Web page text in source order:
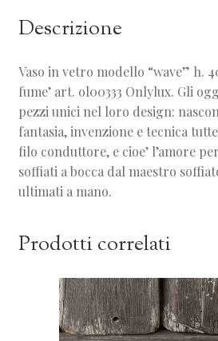
Descrizione
Vaso in vetro modello “wave” h.
fume’ art. ol00333 Onlylux. Gli
pezzi unici nel loro design:
fantasia, invenzione e tecnica
filo conduttore, e cioe’ l’amore
soffiati a bocca dal maestro
ultimati a mano.
Prodotti correlati